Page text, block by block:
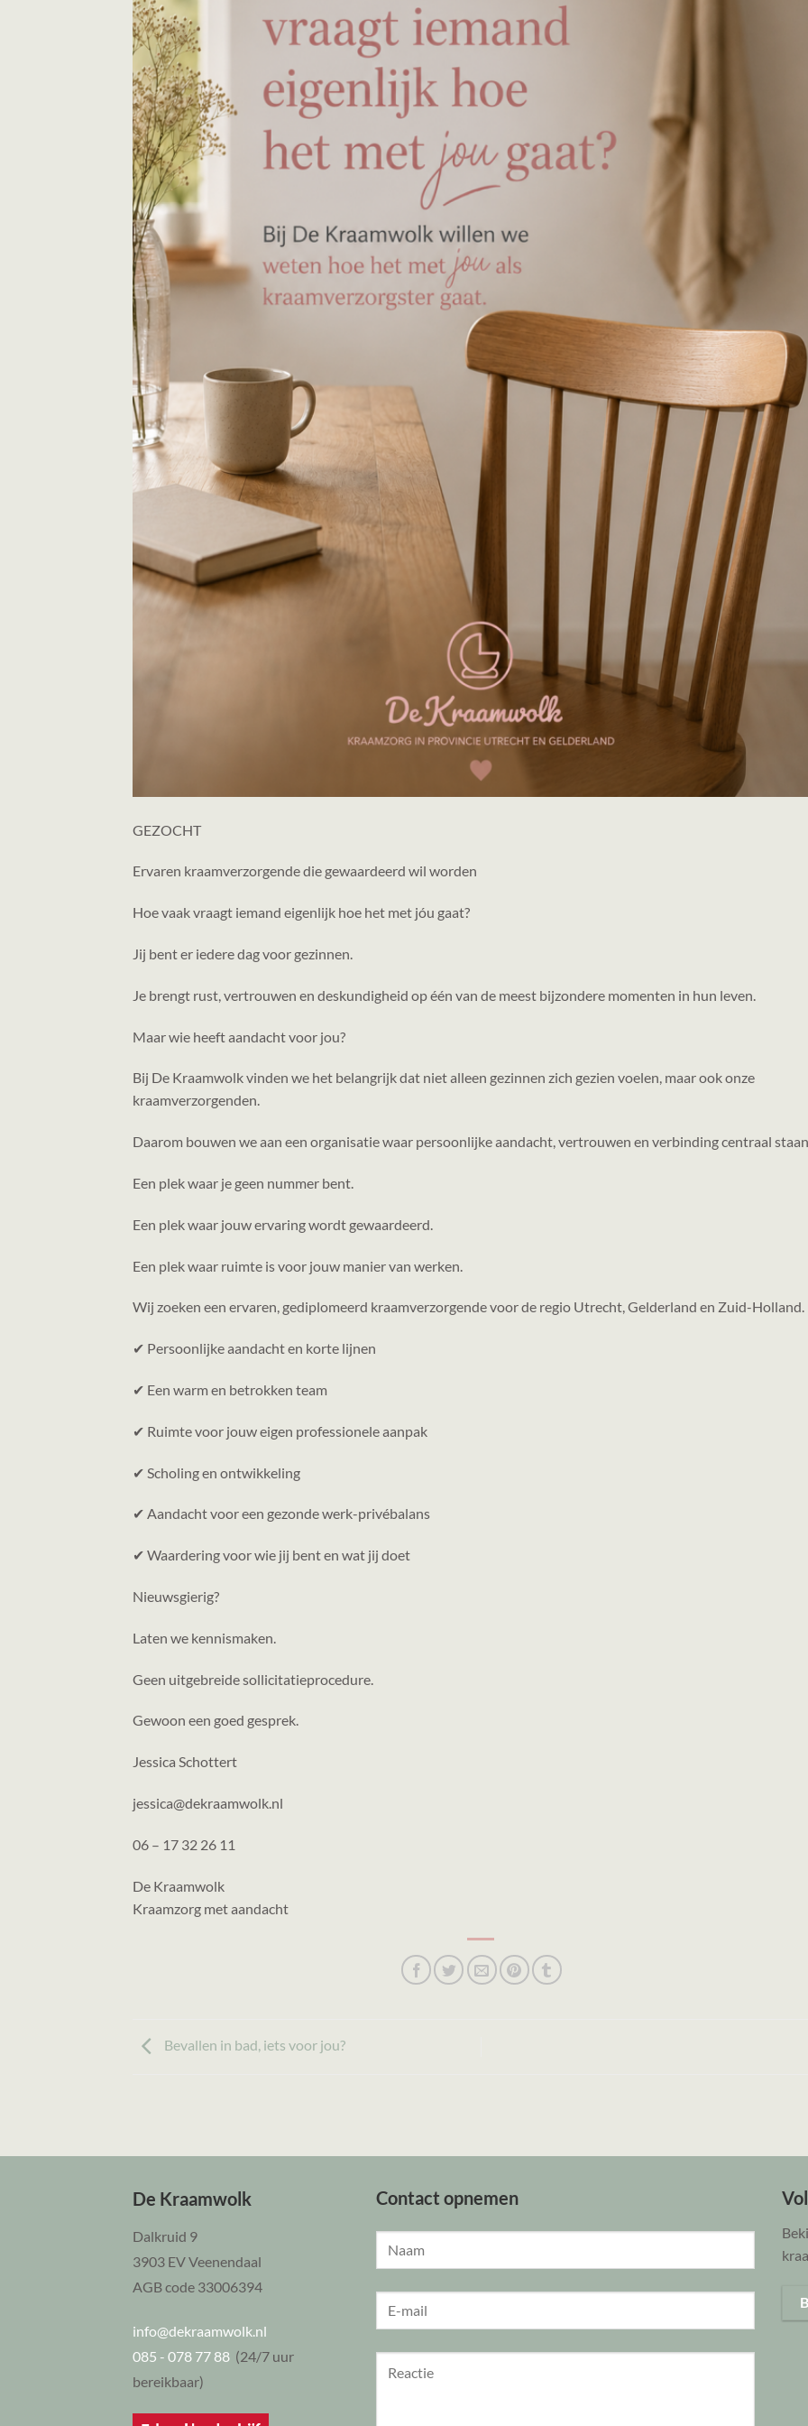
GEZOCHT
Ervaren kraamverzorgende die gewaardeerd wil worden
Hoe vaak vraagt iemand eigenlijk hoe het met jóu gaat?
Jij bent er iedere dag voor gezinnen.
Je brengt rust, vertrouwen en deskundigheid op één van de meest bijzondere momenten in hun leven.
Maar wie heeft aandacht voor jou?
Bij De Kraamwolk vinden we het belangrijk dat niet alleen gezinnen zich gezien voelen, maar ook onze
kraamverzorgenden.
Daarom bouwen we aan een organisatie waar persoonlijke aandacht, vertrouwen en verbinding centraal
Een plek waar je geen nummer bent.
Een plek waar jouw ervaring wordt gewaardeerd.
Een plek waar ruimte is voor jouw manier van werken.
Wij zoeken een ervaren, gediplomeerd kraamverzorgende voor de regio Utrecht, Gelderland en Zuid-Holland.
✔ Persoonlijke aandacht en korte lijnen
✔ Een warm en betrokken team
✔ Ruimte voor jouw eigen professionele aanpak
✔ Scholing en ontwikkeling
✔ Aandacht voor een gezonde werk-privébalans
✔ Waardering voor wie jij bent en wat jij doet
Nieuwsgierig?
Laten we kennismaken.
Geen uitgebreide sollicitatieprocedure.
Gewoon een goed gesprek.
Jessica Schottert
jessica@dekraamwolk.nl
06 – 17 32 26 11
De Kraamwolk
Kraamzorg met aandacht
Bevallen in bad, iets voor jou?
De Kraamwolk
Dalkruid 9
3903 EV Veenendaal
AGB code 33006394
info@dekraamwolk.nl
085 - 078 77 88 (24/7 uur
bereikbaar)
Contact opnemen